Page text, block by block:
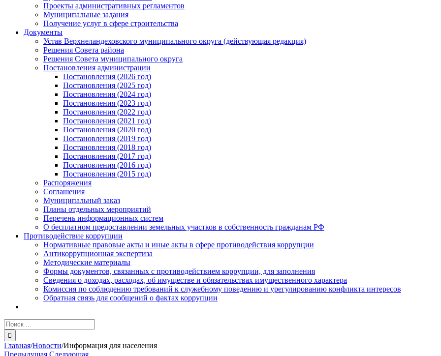
Проекты административных регламентов
Муниципальные задания
Получение услуг в сфере строительства
Документы
Устав Верхнеландеховского муниципального округа (действующая редакция)
Решения Совета района
Решения Совета муниципального округа
Постановления администрации
Постановления (2026 год)
Постановления (2025 год)
Постановления (2024 год)
Постановления (2023 год)
Постановления (2022 год)
Постановления (2021 год)
Постановления (2020 год)
Постановления (2019 год)
Постановления (2018 год)
Постановления (2017 год)
Постановления (2016 год)
Постановления (2015 год)
Распоряжения
Соглашения
Муниципальный заказ
Планы отдельных мероприятий
Перечень информационных систем
О бесплатном предоставлении земельных участков в собственность гражданам РФ
Противодействие коррупции
Нормативные правовые акты и иные акты в сфере противодействия коррупции
Антикоррупционная экспертиза
Методические материалы
Формы документов, связанных с противодействием коррупции, для заполнения
Сведения о доходах, расходах, об имуществе и обязательствах имущественного характера
Комиссия по соблюдению требований к служебному поведению и урегулированию конфликта интересов
Обратная связь для сообщений о фактах коррупции
Результат
поиска:
Главная/Новости/Информация для населения
Предыдущая Следующая